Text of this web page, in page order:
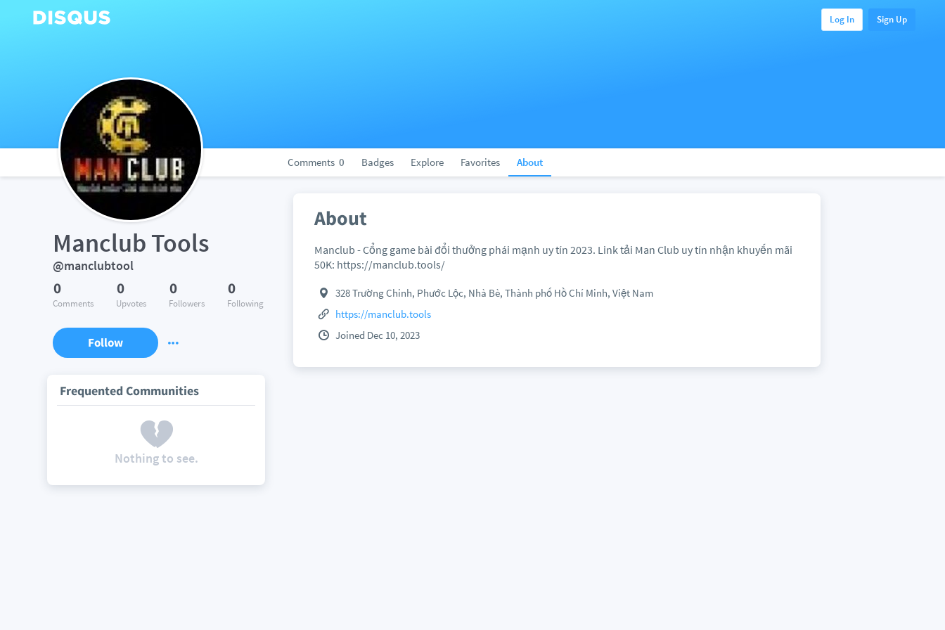
Log In Sign Up
Comments 0 Badges Explore Favorites About
Manclub Tools
@manclubtool
0
Comments
0
Upvotes
0
Followers
0
Following
Follow
Frequented Communities
Nothing to see.
About
Manclub - Cổng game bài đổi thưởng phái mạnh uy tín 2023. Link tải Man Club uy tín nhận khuyến mãi
50K: https://manclub.tools/
328 Trường Chinh, Phước Lộc, Nhà Bè, Thành phố Hồ Chí Minh, Việt Nam
https://manclub.tools
Joined Dec 10, 2023